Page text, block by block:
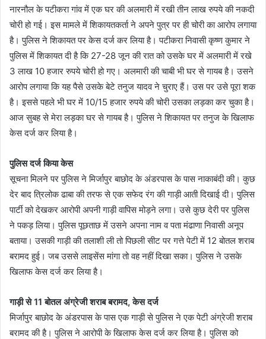
नारनौल के पटीकरा गांव में एक घर की अलमारी में रखी तीन लाख रुपये की नकदी
चोरी हो गई। इस मामले में शिकायतकर्ता ने अपने पुत्र पर ही चोरी का आरोप लगाया
है। पुलिस ने शिकायत पर केस दर्ज कर लिया है। पटीकरा निवासी कृष्ण कुमार ने
पुलिस में शिकायत दी है कि 27-28 जून की रात को उसके घर में अलमारी में रखे
3 लाख 10 हजार रुपये चोरी हो गए। अलमारी की चाबी भी घर से गायब है। उसने
आरोप लगाया कि यह पैसे उसके बेटे तनुज यादव ने चुराए हैं। उस पर उसे पूरा शक
है। इससे पहले भी घर में 10/15 हजार रुपये की चोरी उसका लड़का कर चुका है।
आज सुबह से मेरा लड़का घर से गायब है। पुलिस ने शिकायत पर तनुज के खिलाफ
केस दर्ज कर लिया है।
पुलिस दर्ज किया केस
सूचना मिलने पर पुलिस ने मिर्जापुर बाछोद के अंडरपास के पास नाकाबंदी की। कुछ
देर बाद त्रिलोक ढाबा की तरफ से एक सफेद रंग की गाड़ी आती दिखाई दी। पुलिस
पार्टी को देखकर आरोपी अपनी गाड़ी वापिस मोड़ने लगा। उसे कुछ देरी पर पुलिस
ने पकड़ लिया। पुलिस पूछताछ में उसने अपना नाम व पता मंढाणा निवासी अनूप
बताया। उसकी गाड़ी की तलाशी ली तो पिछली सीट पर गत्ते पेटी में 12 बोतल शराब
बरामद हुई। जब उससे लाइसेंस मांगा तो वह नहीं दिखा सका। पुलिस ने उसके
खिलाफ केस दर्ज कर लिया है।
गाड़ी से 11 बोतल अंग्रेजी शराब बरामद, केस दर्ज
मिर्जापुर बाछोद के अंडरपास के पास एक गाड़ी से पुलिस ने एक पेटी अंग्रेजी शराब
बरामद की है। पुलिस ने आरोपी के खिलाफ केस दर्ज कर लिया है। पुलिस को